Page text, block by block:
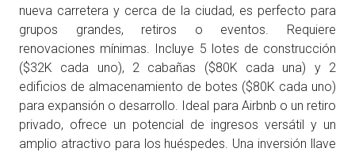
nueva carretera y cerca de la ciudad, es perfecto para
grupos grandes, retiros o eventos. Requiere
renovaciones mínimas. Incluye 5 lotes de construcción
($32K cada uno), 2 cabañas ($80K cada una) y 2
edificios de almacenamiento de botes ($80K cada uno)
para expansión o desarrollo. Ideal para Airbnb o un retiro
privado, ofrece un potencial de ingresos versátil y un
amplio atractivo para los huéspedes. Una inversión llave